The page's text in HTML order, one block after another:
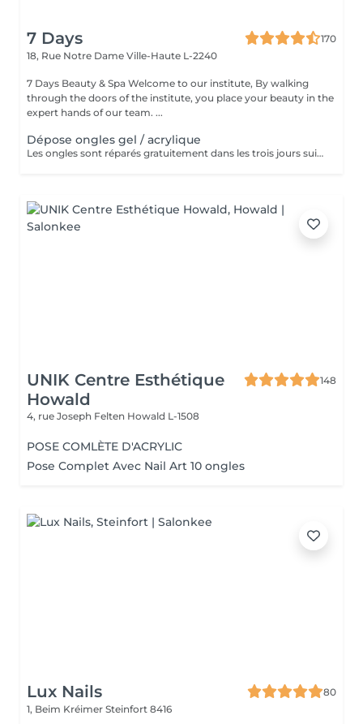
7 Days
170
18, Rue Notre Dame Ville-Haute L-2240
7 Days Beauty & Spa Welcome to our institute, By walking
through the doors of the institute, you place your beauty in the
expert hands of our team. ...
Dépose ongles gel / acrylique
Les ongles sont réparés gratuitement dans les trois jours suivant le service ! A partir du quatrième jour la prestation est payante.
UNIK Centre Esthétique
Howald
148
4, rue Joseph Felten Howald L-1508
POSE COMLÈTE D'ACRYLIC
Pose Complet Avec Nail Art 10 ongles
Lux Nails
80
1, Beim Kréimer Steinfort 8416